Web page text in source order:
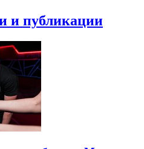
и публикации